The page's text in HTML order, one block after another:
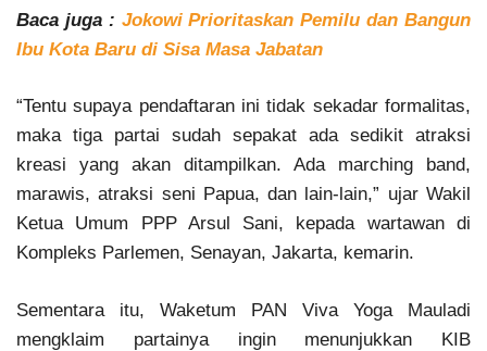
Baca juga : Jokowi Prioritaskan Pemilu dan Bangun
Ibu Kota Baru di Sisa Masa Jabatan
“Tentu supaya pendaftaran ini tidak sekadar formalitas,
maka tiga partai sudah sepakat ada sedikit atraksi
kreasi yang akan ditampilkan. Ada marching band,
marawis, atraksi seni Papua, dan lain-lain,” ujar Wakil
Ketua Umum PPP Arsul Sani, kepada wartawan di
Kompleks Parlemen, Senayan, Jakarta, kemarin.
Sementara itu, Waketum PAN Viva Yoga Mauladi
mengklaim partainya ingin menunjukkan KIB